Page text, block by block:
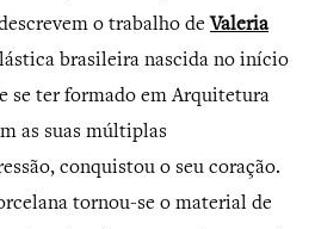
o trabalho de Valeria
brasileira nascida no início
se ter formado em Arquitetura
as suas múltiplas
conquistou o seu coração.
tornou-se o material de